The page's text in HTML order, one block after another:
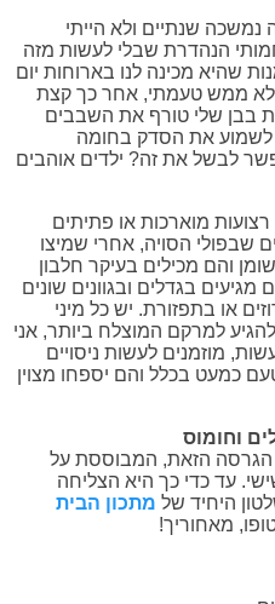
שנתיים ולא הייתי
הנהדרת שבלי לעשות מזה
שהיא מכינה לנו בארוחות יום
לא ממש טעמתי, אחר כך קצת
בבן שלי טורף את השבבים
את הסדק בחומה
לבשל את זה? ילדים אוהבים
מוארכות או פתיתים
שבפולי הסויה, אחרי שמיצו
והם מכילים בעיקר חלבון
בגדלים ובגוונים שונים
או בתפזורת. יש כל מיני
למרקם המוצלח ביותר, אני
מוזמנים לעשות ניסויים
כמעט בכלל והם יספחו מצוין
וחומוס
הגרסה הזאת, המבוססת על
עד כדי כך היא הצליחה
היחיד של מתכון הבית
מאחוריך!